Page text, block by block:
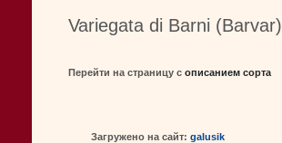
Variegata di Barni (Barvar)
Перейти на страницу с описанием сорта
Загружено на сайт: galusik